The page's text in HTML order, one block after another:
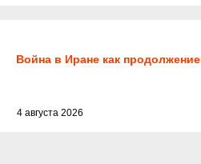
Война в Иране как
4 августа 2026